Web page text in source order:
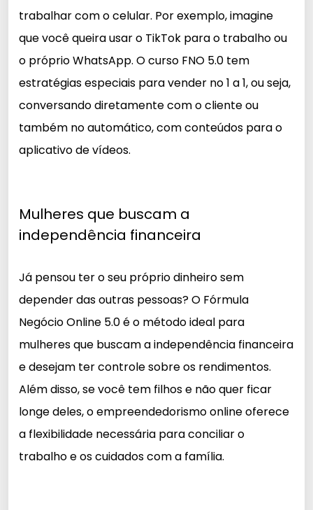
trabalhar com o celular. Por exemplo, imagine
que você queira usar o TikTok para o trabalho ou
o próprio WhatsApp. O curso FNO 5.0 tem
estratégias especiais para vender no 1 a 1, ou seja,
conversando diretamente com o cliente ou
também no automático, com conteúdos para o
aplicativo de vídeos.
Mulheres que buscam a
independência financeira
Já pensou ter o seu próprio dinheiro sem
depender das outras pessoas? O Fórmula
Negócio Online 5.0 é o método ideal para
mulheres que buscam a independência financeira
e desejam ter controle sobre os rendimentos.
Além disso, se você tem filhos e não quer ficar
longe deles, o empreendedorismo online oferece
a flexibilidade necessária para conciliar o
trabalho e os cuidados com a família.